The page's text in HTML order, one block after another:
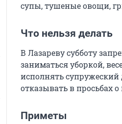
супы, тушеные овощи,
Что нельзя делать
В Лазареву субботу
заниматься уборкой,
исполнять супружеский
отказывать в просьбах
Приметы